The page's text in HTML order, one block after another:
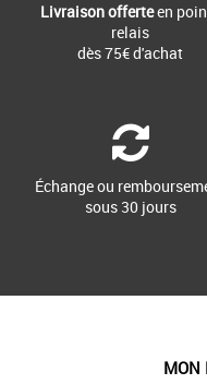
Livraison offerteen
relais
dès 75€ d'achat
Échange ou
sous 30 jours
MON